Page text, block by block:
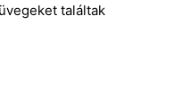
találtak